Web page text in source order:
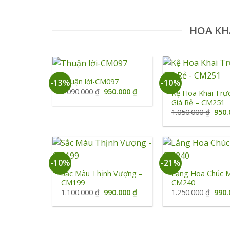
HOA
-13%
+
Thuận lời-CM097
1.090.000₫ Giá
là:
950.000₫Giá
tại
-10%
+
Kệ Hoa Khai
Giá Rẻ – CM251
1.050.000₫ Giá
là:
-10%
+
Sắc Màu Thịnh Vượng –
CM199
1.100.000₫ Giá
là:
990.000₫Giá
tại
-21%
+
Lẵng Hoa Chúc
CM240
1.250.000₫ Giá
là: